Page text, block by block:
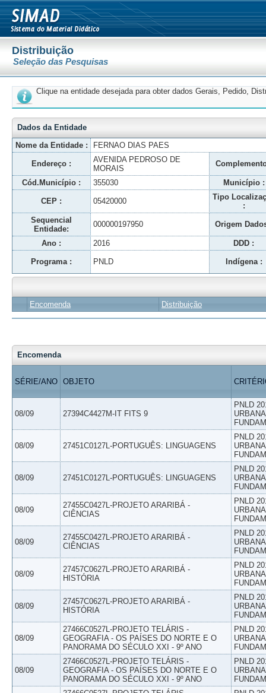
Distribuição
Seleção das Pesquisas
Clique na entidade desejada para obter dados Gerais, Pedido,
Dados da Entidade
Nome da Entidade :
FERNAO DIAS PAES
Endereço :
AVENIDA PEDROSO DE
MORAIS
Cód.Município : 355030 Município :
CEP : 05420000
Tipo
:
Sequencial
Entidade:
000000197950 Origem
Ano : 2016 DDD :
Programa : PNLD Indígena :
Encomenda Distribuição
Encomenda
SÉRIE/ANO OBJETO
08/09 27394C4427M-IT FITS 9
PNLD
08/09 27451C0127L-PORTUGUÊS: LINGUAGENS
PNLD
08/09 27451C0127L-PORTUGUÊS: LINGUAGENS
PNLD
08/09
27455C0427L-PROJETO ARARIBÁ -
CIÊNCIAS
PNLD
08/09
27455C0427L-PROJETO ARARIBÁ -
CIÊNCIAS
PNLD
08/09
27457C0627L-PROJETO ARARIBÁ -
HISTÓRIA
PNLD
08/09
27457C0627L-PROJETO ARARIBÁ -
HISTÓRIA
PNLD
08/09
27466C0527L-PROJETO TELÁRIS -
GEOGRAFIA - OS PAÍSES DO NORTE E O
PANORAMA DO SÉCULO XXI - 9º ANO
PNLD
08/09
27466C0527L-PROJETO TELÁRIS -
GEOGRAFIA - OS PAÍSES DO NORTE E O
PANORAMA DO SÉCULO XXI - 9º ANO
PNLD